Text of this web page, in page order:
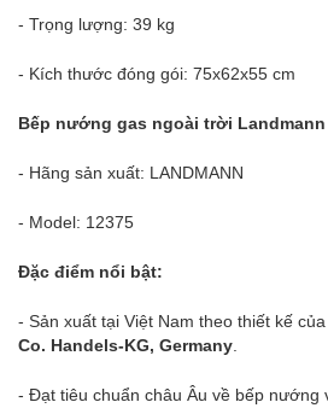
- Trọng lượng: 39 kg
- Kích thước đóng gói: 75x62x55 cm
Bếp nướng gas ngoài trời Landmann
- Hãng sản xuất: LANDMANN
- Model: 12375
Đặc điểm nổi bật:
- Sản xuất tại Việt Nam theo thiết kế của
Co. Handels-KG, Germany
- Đạt tiêu chuẩn châu Âu về bếp nướng